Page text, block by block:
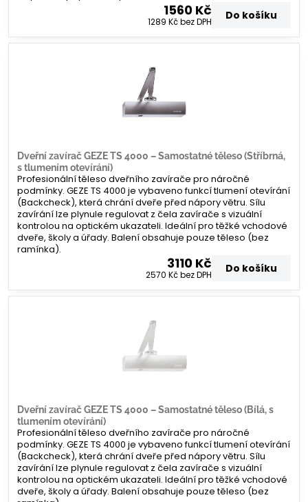
1560 Kč
1289 Kčbez DPH Do košíku
Dveřní zavírač GEZE TS 4000 – Samostatné těleso (Stříbrná,
s tlumením otevírání)
Profesionální těleso dveřního zavírače pro náročné
podmínky. GEZE TS 4000 je vybaveno funkcí tlumení otevírání
(Backcheck), která chrání dveře před nápory větru. Sílu
zavírání lze plynule regulovat z čela zavírače s vizuální
kontrolou na optickém ukazateli. Ideální pro těžké vchodové
dveře, školy a úřady. Balení obsahuje pouze těleso (bez
ramínka).
3110 Kč
2570 Kčbez DPH Do košíku
Dveřní zavírač GEZE TS 4000 – Samostatné těleso (Bílá, s
tlumením otevírání)
Profesionální těleso dveřního zavírače pro náročné
podmínky. GEZE TS 4000 je vybaveno funkcí tlumení otevírání
(Backcheck), která chrání dveře před nápory větru. Sílu
zavírání lze plynule regulovat z čela zavírače s vizuální
kontrolou na optickém ukazateli. Ideální pro těžké vchodové
dveře, školy a úřady. Balení obsahuje pouze těleso (bez